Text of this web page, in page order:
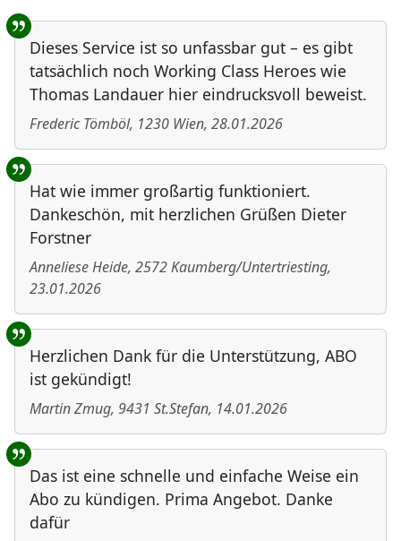
Benutzer-Rückmeldungen
Dieses Service ist so unfassbar gut – es gibt
tatsächlich noch Working Class Heroes wie
Thomas Landauer hier eindrucksvoll beweist.
Frederic Tömböl, 1230 Wien, 28.01.2026
Hat wie immer großartig funktioniert.
Dankeschön, mit herzlichen Grüßen Dieter
Forstner
Anneliese Heide, 2572Kaumberg/Untertriesting,
23.01.2026
Herzlichen Dank für die Unterstützung, ABO
ist gekündigt!
Martin Zmug, 9431 St.Stefan, 14.01.2026
Das ist eine schnelle und einfache Weise ein
Abo zu kündigen. Prima Angebot. Danke
dafür